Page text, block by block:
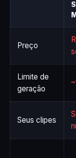
Preço
Limite de
geração
Seus clipes